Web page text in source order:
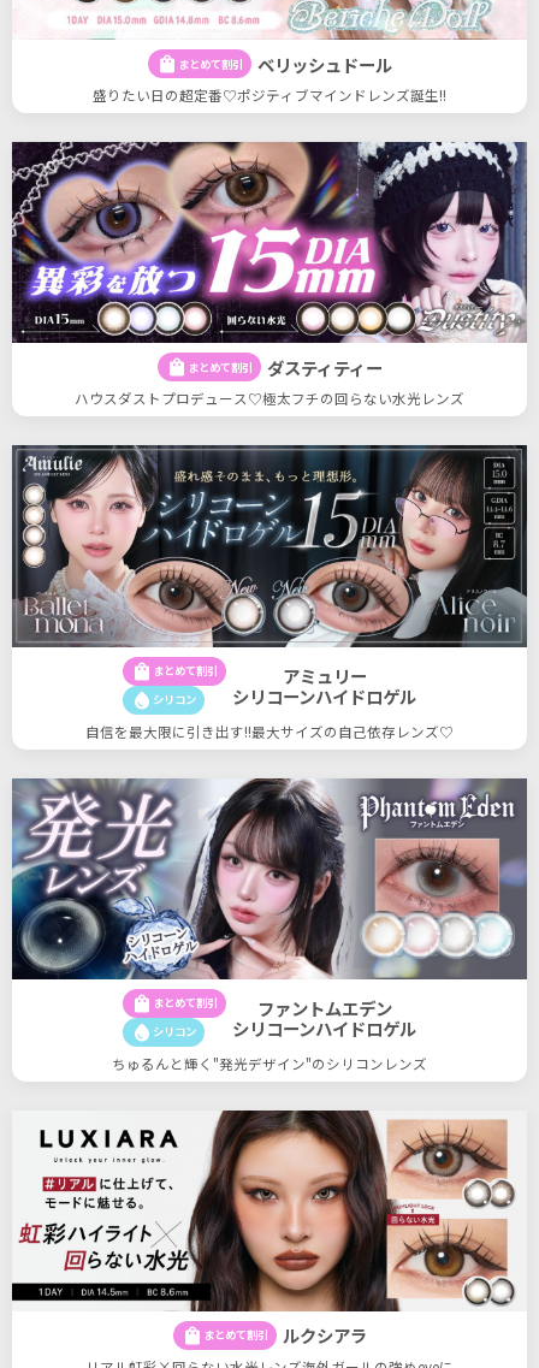
shopping_bag まとめて割引 ベリッシュドール
盛りたい日の超定番♡ポジティブマインドレンズ誕生!!
shopping_bag まとめて割引 ダスティティー
ハウスダストプロデュース♡極太フチの回らない水光レンズ
shopping_bag まとめて割引
water_drop シリコン
アミュリー
シリコーンハイドロゲル
自信を最大限に引き出す!!最大サイズの自己依存レンズ♡
shopping_bag まとめて割引
water_drop シリコン
ファントムエデン
シリコーンハイドロゲル
ちゅるんと輝く"発光デザイン"のシリコンレンズ
shopping_bag まとめて割引 ルクシアラ